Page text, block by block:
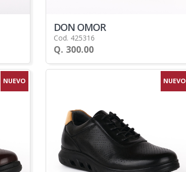
DON OMOR
Cod. 425316
Q. 300.00
NUEVO NUEVO